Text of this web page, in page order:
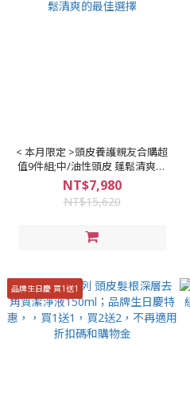
< 本月限定 >頭皮養護親友合購超
值9件組;中/油性頭皮 蓬鬆清爽的
最佳選擇
NT$7,980
NT$15,620
品牌生日慶 買1送1